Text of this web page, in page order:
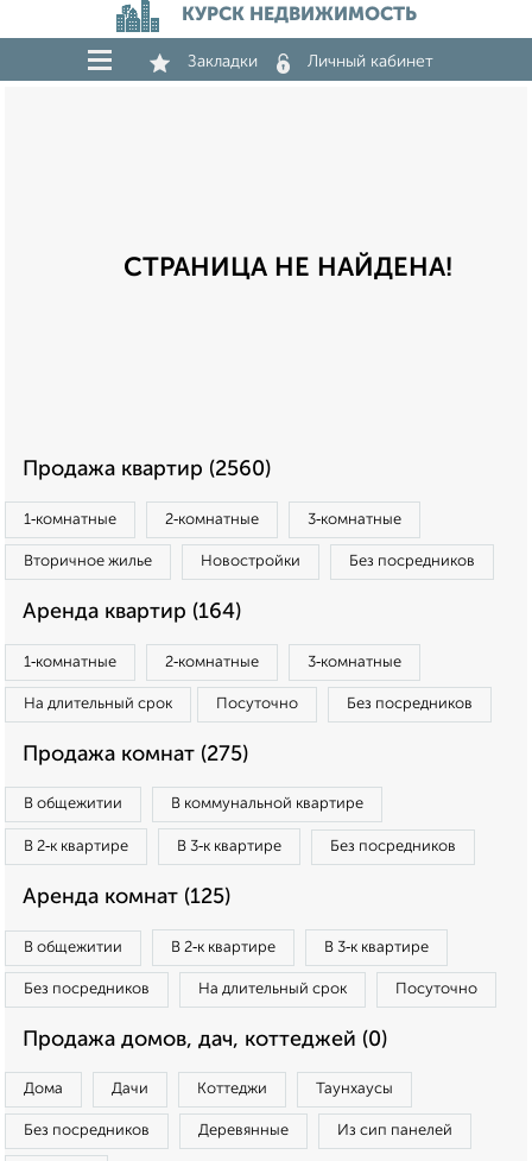
КУРСК НЕДВИЖИМОСТЬ
Закладки Личный кабинет
СТРАНИЦА НЕ НАЙДЕНА!
Продажа квартир (2560)
1‑комнатные 2‑комнатные 3‑комнатные
Вторичное жилье Новостройки Без посредников
Аренда квартир (164)
1‑комнатные 2‑комнатные 3‑комнатные
На длительный срок Посуточно Без посредников
Продажа комнат (275)
В общежитии В коммунальной квартире
В 2‑к квартире В 3‑к квартире Без посредников
Аренда комнат (125)
В общежитии В 2‑к квартире В 3‑к квартире
Без посредников На длительный срок Посуточно
Продажа домов, дач, коттеджей (0)
Дома Дачи Коттеджи Таунхаусы
Без посредников Деревянные Из сип панелей